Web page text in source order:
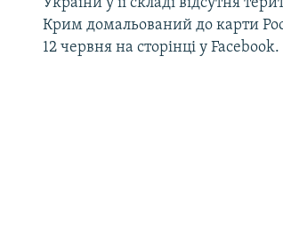
Крим домальований до карти
12 червня на сторінці у Facebook.